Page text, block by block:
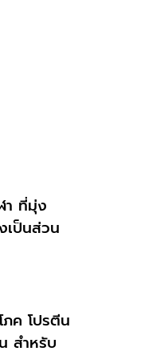
า ที่มุ่ง
เป็นส่วน
ค โปรตีน
สำหรับ